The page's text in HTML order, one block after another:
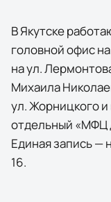
В Якутске
головной офис
на ул.
Михаила
ул. Жорницкого
отдельный «МФЦ
Единая запись —
16.